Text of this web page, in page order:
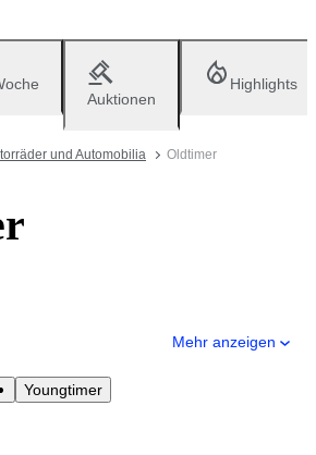
Auktionen
Highlights
und Automobilia Oldtimer
Mehr anzeigen
Youngtimer